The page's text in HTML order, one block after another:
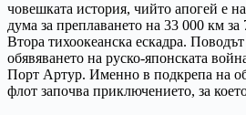
човешката история, чийто апогей е
дума за преплаването на 33 000 км за
Втора тихоокеанска ескадра. Поводът
обявяването на руско-японската
Порт Артур. Именно в подкрепа на
флот започва приключението, за